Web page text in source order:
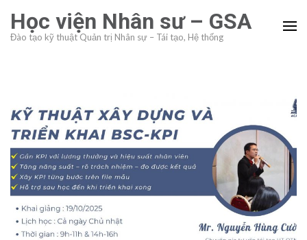
content
Học viện Nhân sư – GSA
Đào tạo kỹ thuật Quản trị Nhân sự – Tái tạo, Hệ thống